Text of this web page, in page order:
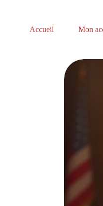
Accueil Mon